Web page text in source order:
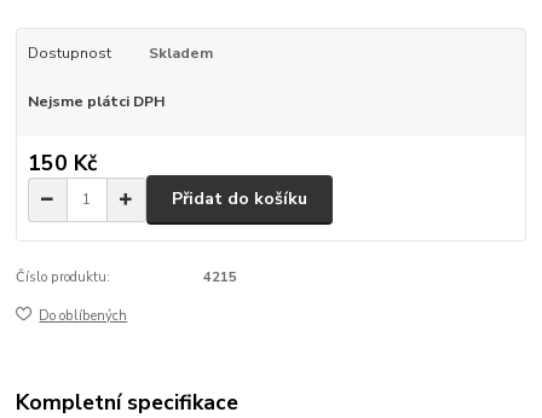
Dostupnost Skladem
Nejsme plátci DPH
150 Kč
Přidat do košíku
Číslo produktu: 4215
Do oblíbených
Kompletní specifikace